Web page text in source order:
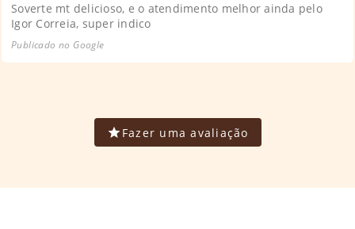
Soverte mt delicioso, e o atendimento melhor ainda pelo
Igor Correia, super indico
Publicado no Google
Fazer uma avaliação